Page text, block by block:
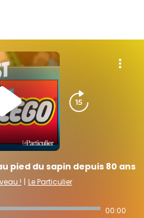
pied du sapin depuis 80 ans
! | Le Particulier
00:00